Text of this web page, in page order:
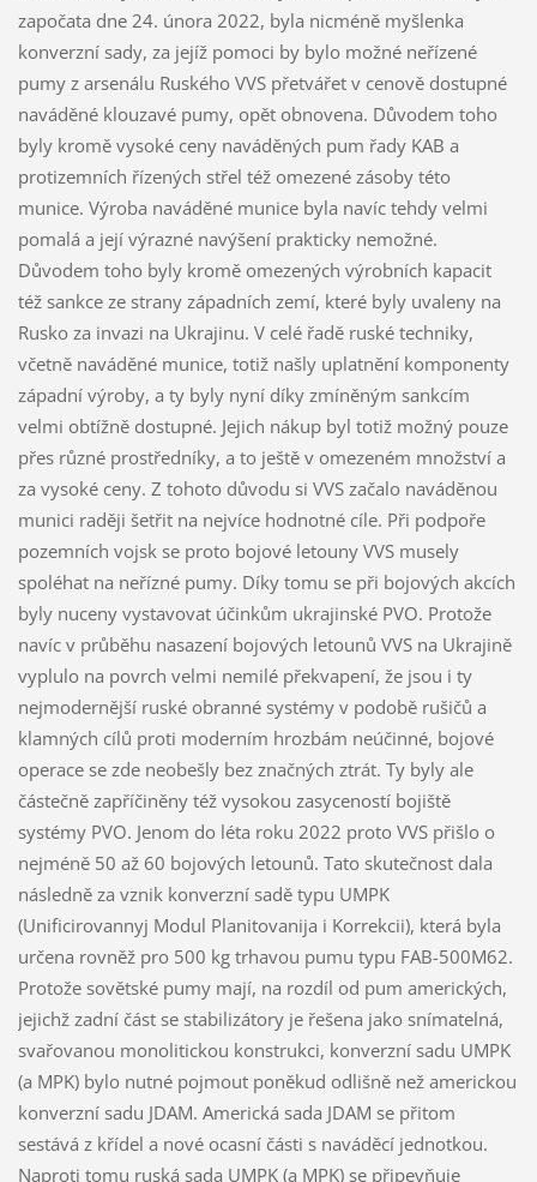
započata dne 24. února 2022, byla nicméně myšlenka
konverzní sady, za jejíž pomoci by bylo možné neřízené
pumy z arsenálu Ruského VVS přetvářet v cenově dostupné
naváděné klouzavé pumy, opět obnovena. Důvodem toho
byly kromě vysoké ceny naváděných pum řady KAB a
protizemních řízených střel též omezené zásoby této
munice. Výroba naváděné munice byla navíc tehdy velmi
pomalá a její výrazné navýšení prakticky nemožné.
Důvodem toho byly kromě omezených výrobních kapacit
též sankce ze strany západních zemí, které byly uvaleny na
Rusko za invazi na Ukrajinu. V celé řadě ruské techniky,
včetně naváděné munice, totiž našly uplatnění komponenty
západní výroby, a ty byly nyní díky zmíněným sankcím
velmi obtížně dostupné. Jejich nákup byl totiž možný pouze
přes různé prostředníky, a to ještě v omezeném množství a
za vysoké ceny. Z tohoto důvodu si VVS začalo naváděnou
munici raději šetřit na nejvíce hodnotné cíle. Při podpoře
pozemních vojsk se proto bojové letouny VVS musely
spoléhat na neřízné pumy. Díky tomu se při bojových akcích
byly nuceny vystavovat účinkům ukrajinské PVO. Protože
navíc v průběhu nasazení bojových letounů VVS na Ukrajině
vyplulo na povrch velmi nemilé překvapení, že jsou i ty
nejmodernější ruské obranné systémy v podobě rušičů a
klamných cílů proti moderním hrozbám neúčinné, bojové
operace se zde neobešly bez značných ztrát. Ty byly ale
částečně zapříčiněny též vysokou zasyceností bojiště
systémy PVO. Jenom do léta roku 2022 proto VVS přišlo o
nejméně 50 až 60 bojových letounů. Tato skutečnost dala
následně za vznik konverzní sadě typu UMPK
(Unificirovannyj Modul Planitovanija i Korrekcii), která byla
určena rovněž pro 500 kg trhavou pumu typu FAB-500M62.
Protože sovětské pumy mají, na rozdíl od pum amerických,
jejichž zadní část se stabilizátory je řešena jako snímatelná,
svařovanou monolitickou konstrukci, konverzní sadu UMPK
(a MPK) bylo nutné pojmout poněkud odlišně než americkou
konverzní sadu JDAM. Americká sada JDAM se přitom
sestává z křídel a nové ocasní části s naváděcí jednotkou.
Naproti tomu ruská sada UMPK (a MPK) se připevňuje